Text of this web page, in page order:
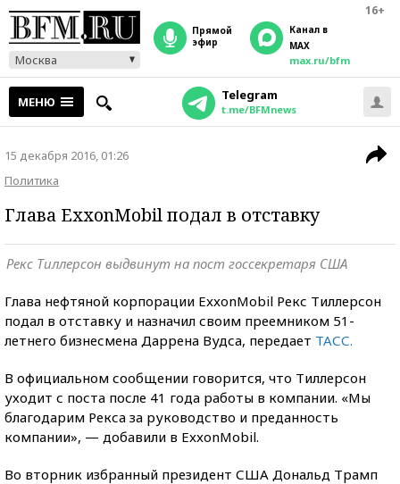
16+
Москва
прямой
эфир
Канал в
MAX
max.ru/bfm
МЕНЮ Telegram
t.me/BFMnews
15 декабря 2016, 01:26
Политика
Глава ExxonMobil подал в отставку
Рекс Тиллерсон выдвинут на пост госсекретаря США
Глава нефтяной корпорации ExxonMobil Рекс Тиллерсон
подал в отставку и назначил своим преемником 51-
летнего бизнесмена Даррена Вудса, передает ТАСС.
В официальном сообщении говорится, что Тиллерсон
уходит с поста после 41 года работы в компании. «Мы
благодарим Рекса за руководство и преданность
компании», — добавили в ExxonMobil.
Во вторник избранный президент США Дональд Трамп